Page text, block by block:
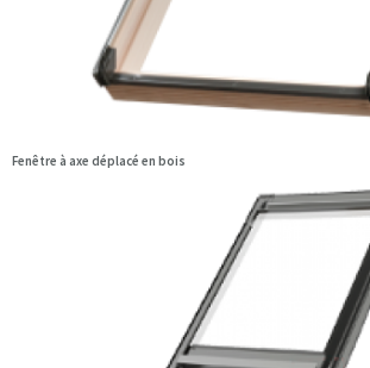
Fenêtre à axe déplacé en bois